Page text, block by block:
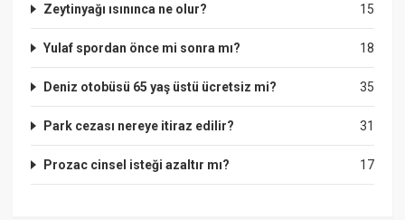
15
Zeytinyağı ısınınca ne olur?
18
Yulaf spordan önce mi sonra mı?
35
Deniz otobüsü 65 yaş üstü ücretsiz mi?
31
Park cezası nereye itiraz edilir?
17
Prozac cinsel isteği azaltır mı?